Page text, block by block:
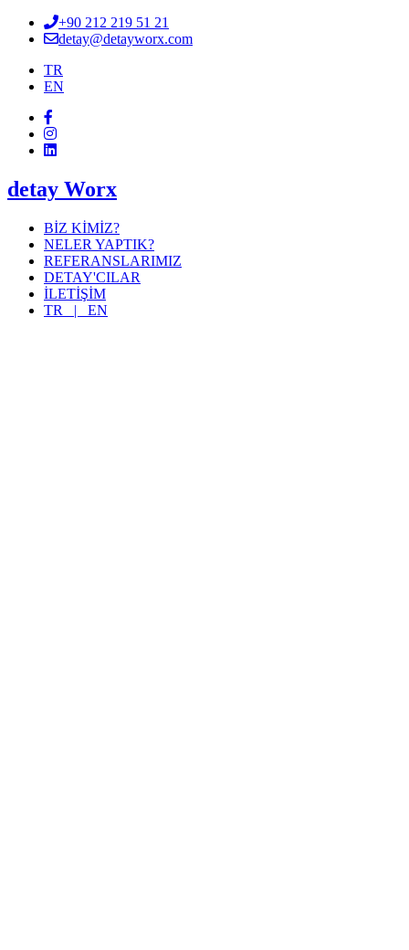
+90 212 219 51 21
detay@detayworx.com
TR
EN
detay Worx
BİZ KİMİZ?
NELER YAPTIK?
REFERANSLARIMIZ
DETAY'CILAR
İLETİŞİM
TR | EN